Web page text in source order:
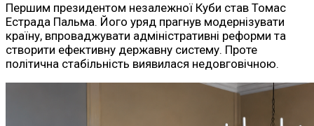
Першим президентом незалежної Куби став Томас
Естрада Пальма. Його уряд прагнув модернізувати
країну, впроваджувати адміністративні реформи та
створити ефективну державну систему. Проте
політична стабільність виявилася недовговічною.